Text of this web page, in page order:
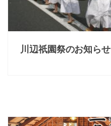
川辺祇園祭のお知らせ